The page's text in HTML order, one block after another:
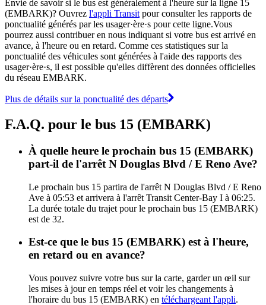
Envie de savoir si le bus est généralement à l'heure sur la ligne 15
(EMBARK)? Ouvrez l'appli Transit pour consulter les rapports de
ponctualité générés par les usager·ère·s pour cette ligne.Vous
pourrez aussi contribuer en nous indiquant si votre bus est arrivé en
avance, à l'heure ou en retard. Comme ces statistiques sur la
ponctualité des véhicules sont générées à l'aide des rapports des
usager·ère·s, il est possible qu'elles diffèrent des données officielles
du réseau EMBARK.
Plus de détails sur la ponctualité des départs
F.A.Q. pour le bus 15 (EMBARK)
À quelle heure le prochain bus 15 (EMBARK)
part-il de l'arrêt N Douglas Blvd / E Reno Ave?
Le prochain bus 15 partira de l'arrêt N Douglas Blvd / E Reno
Ave à 05:53 et arrivera à l'arrêt Transit Center-Bay I à 06:25.
La durée totale du trajet pour le prochain bus 15 (EMBARK)
est de 32.
Est-ce que le bus 15 (EMBARK) est à l'heure,
en retard ou en avance?
Vous pouvez suivre votre bus sur la carte, garder un œil sur
les mises à jour en temps réel et voir les changements à
l'horaire du bus 15 (EMBARK) en téléchargeant l'appli.